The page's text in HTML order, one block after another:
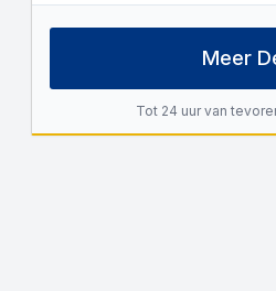
Meer
Tot 24 uur van